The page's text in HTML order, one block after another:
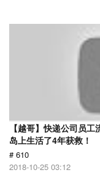
【越哥】快递公司员
岛上生活了4年获救！
# 610
2018-10-25 03:12